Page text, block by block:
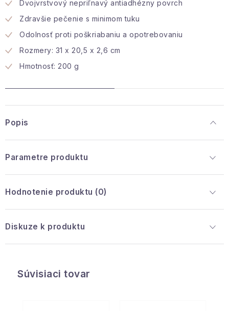
Dvojvrstvový nepriľnavý antiadhézny povrch
Zdravšie pečenie s minimom tuku
Odolnosť proti poškriabaniu a opotrebovaniu
Rozmery: 31 x 20,5 x 2,6 cm
Hmotnosť: 200 g
Popis
Parametre produktu
Hodnotenie produktu (0)
Diskuze k produktu
Súvisiaci tovar